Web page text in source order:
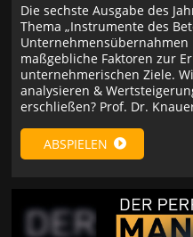
Die sechste Ausgabe des
Thema „Instrumente des
maßgebliche Faktoren zur
unternehmerischen Ziele.
analysieren &
erschließen? Prof. Dr.
ABSPIELEN